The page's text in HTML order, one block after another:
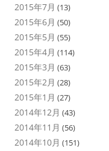
2015年7月 (13)
2015年6月 (50)
2015年5月 (55)
2015年4月 (114)
2015年3月 (63)
2015年2月 (28)
2015年1月 (27)
2014年12月 (43)
2014年11月 (56)
2014年10月 (151)